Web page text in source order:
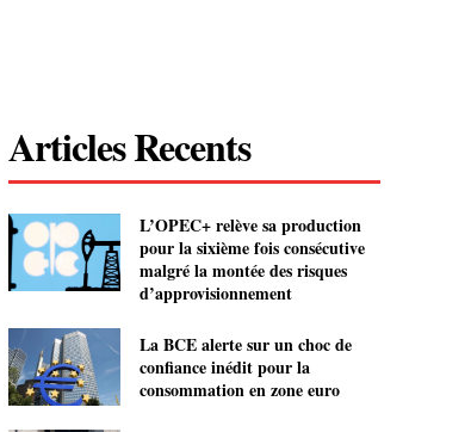
Articles Recents
L’OPEC+ relève sa production
pour la sixième fois consécutive
malgré la montée des risques
d’approvisionnement
La BCE alerte sur un choc de
confiance inédit pour la
consommation en zone euro